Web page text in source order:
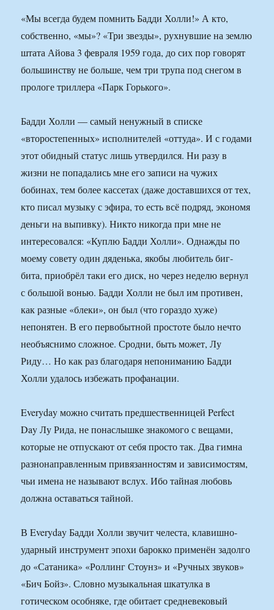
«Мы всегда будем помнить Бадди Холли!» А кто,
собственно, «мы»? «Три звезды», рухнувшие на землю
штата Айова 3 февраля 1959 года, до сих пор говорят
большинству не больше, чем три трупа под снегом в
прологе триллера «Парк Горького».
Бадди Холли — самый ненужный в списке
«второстепенных» исполнителей «оттуда». И с годами
этот обидный статус лишь утвердился. Ни разу в
жизни не попадались мне его записи на чужих
бобинах, тем более кассетах (даже доставшихся от тех,
кто писал музыку с эфира, то есть всё подряд, экономя
деньги на выпивку). Никто никогда при мне не
интересовался: «Куплю Бадди Холли». Однажды по
моему совету один дяденька, якобы любитель биг-
бита, приобрёл таки его диск, но через неделю вернул
с большой вонью. Бадди Холли не был им противен,
как разные «блеки», он был (что гораздо хуже)
непонятен. В его первобытной простоте было нечто
необъяснимо сложное. Сродни, быть может, Лу
Риду… Но как раз благодаря непониманию Бадди
Холли удалось избежать профанации.
Everyday можно считать предшественницей Perfect
Day Лу Рида, не понаслышке знакомого с вещами,
которые не отпускают от себя просто так. Два гимна
разнонаправленным привязанностям и зависимостям,
чьи имена не называют вслух. Ибо тайная любовь
должна оставаться тайной.
В Everyday Бадди Холли звучит челеста, клавишно-
ударный инструмент эпохи барокко применён задолго
до «Сатаника» «Роллинг Стоунз» и «Ручных звуков»
«Бич Бойз». Словно музыкальная шкатулка в
готическом особняке, где обитает средневековый